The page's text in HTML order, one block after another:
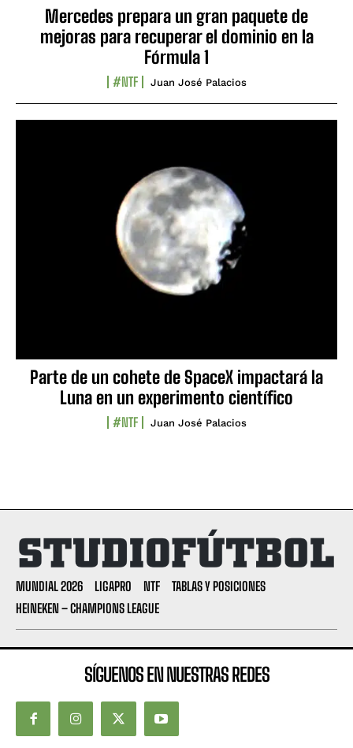
Mercedes prepara un gran paquete de
mejoras para recuperar el dominio en la
Fórmula 1
#NTF Juan José Palacios
Parte de un cohete de SpaceX impactará la
Luna en un experimento científico
#NTF Juan José Palacios
MUNDIAL 2026 LIGAPRO NTF
TABLAS Y POSICIONES
HEINEKEN – CHAMPIONS LEAGUE
SÍGUENOS EN NUESTRAS REDES